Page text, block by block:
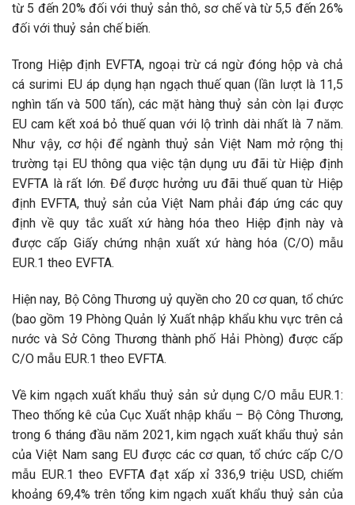
từ 5 đến 20% đối với thuỷ sản thô, sơ chế và từ 5,5 đến 26%
đối với thuỷ sản chế biến.
Trong Hiệp định EVFTA, ngoại trừ cá ngừ đóng hộp và chả
cá surimi EU áp dụng hạn ngạch thuế quan (lần lượt là 11,5
nghìn tấn và 500 tấn), các mặt hàng thuỷ sản còn lại được
EU cam kết xoá bỏ thuế quan với lộ trình dài nhất là 7 năm.
Như vậy, cơ hội để ngành thuỷ sản Việt Nam mở rộng thị
trường tại EU thông qua việc tận dụng ưu đãi từ Hiệp định
EVFTA là rất lớn. Để được hưởng ưu đãi thuế quan từ Hiệp
định EVFTA, thuỷ sản của Việt Nam phải đáp ứng các quy
định về quy tắc xuất xứ hàng hóa theo Hiệp định này và
được cấp Giấy chứng nhận xuất xứ hàng hóa (C/O) mẫu
EUR.1 theo EVFTA.
Hiện nay, Bộ Công Thương uỷ quyền cho 20 cơ quan, tổ chức
(bao gồm 19 Phòng Quản lý Xuất nhập khẩu khu vực trên cả
nước và Sở Công Thương thành phố Hải Phòng) được cấp
C/O mẫu EUR.1 theo EVFTA.
Về kim ngạch xuất khẩu thuỷ sản sử dụng C/O mẫu EUR.1:
Theo thống kê của Cục Xuất nhập khẩu – Bộ Công Thương,
trong 6 tháng đầu năm 2021, kim ngạch xuất khẩu thuỷ sản
của Việt Nam sang EU được các cơ quan, tổ chức cấp C/O
mẫu EUR.1 theo EVFTA đạt xấp xỉ 336,9 triệu USD, chiếm
khoảng 69,4% trên tổng kim ngạch xuất khẩu thuỷ sản của